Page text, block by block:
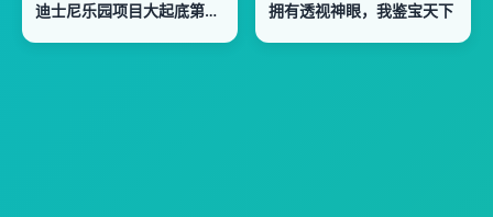
迪士尼乐园项目大起底第二季 拥有透视神眼，我鉴宝天下